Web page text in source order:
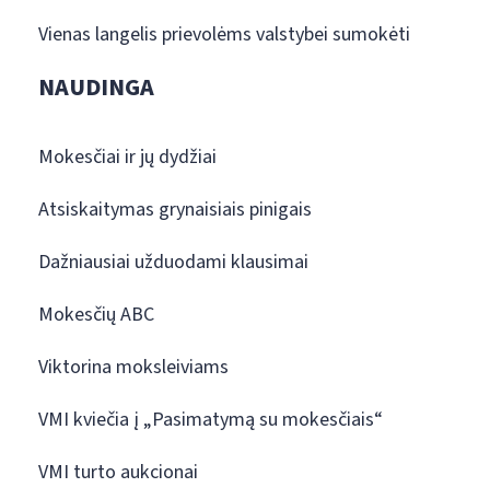
Vienas langelis prievolėms valstybei sumokėti
NAUDINGA
Mokesčiai ir jų dydžiai
Atsiskaitymas grynaisiais pinigais
Dažniausiai užduodami klausimai
Mokesčių ABC
Viktorina moksleiviams
VMI kviečia į „Pasimatymą su mokesčiais“
VMI turto aukcionai